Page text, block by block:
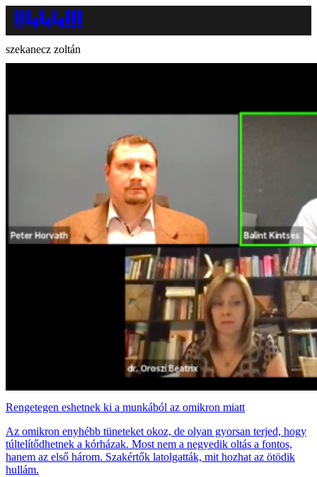
szekanecz zoltán
Rengetegen eshetnek ki a munkából az omikron miatt
Az omikron enyhébb tüneteket okoz, de olyan gyorsan terjed, hogy
túltelítődhetnek a kórházak. Most nem a negyedik oltás a fontos,
hanem az első három. Szakértők latolgatták, mit hozhat az ötödik
hullám.